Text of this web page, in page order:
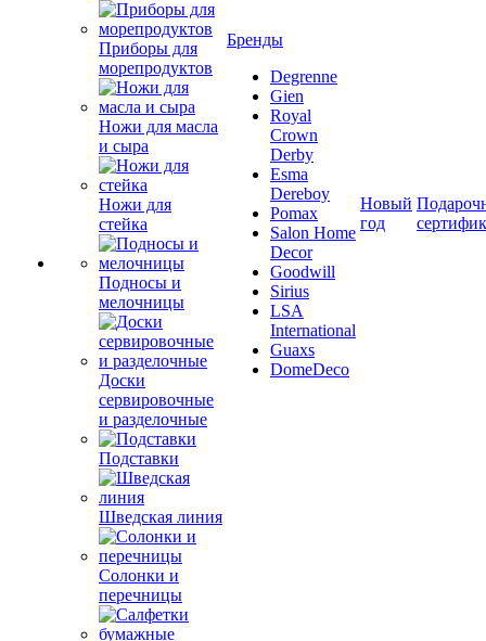
Приборы для
морепродуктов
Ножи для масла
и сыра
Ножи для
стейка
Подносы и
мелочницы
Доски
сервировочные
и разделочные
Подставки
Шведская линия
Солонки и
перечницы
Бренды
Degrenne
Gien
Royal
Crown
Derby
Esma
Dereboy
Pomax
Salon Home
Decor
Goodwill
Sirius
LSA
International
Guaxs
DomeDeco
Новый
год